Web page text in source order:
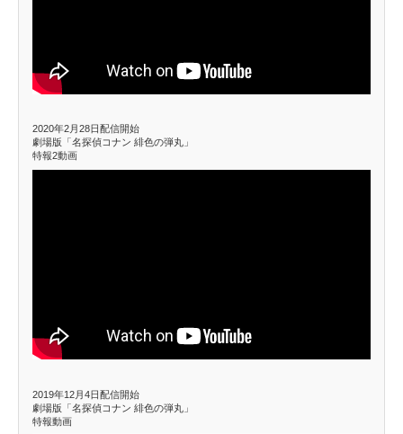
2020年2月28日配信開始
劇場版「名探偵コナン 緋色の弾丸」
特報2動画
2019年12月4日配信開始
劇場版「名探偵コナン 緋色の弾丸」
特報動画